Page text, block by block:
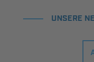
UNSERE